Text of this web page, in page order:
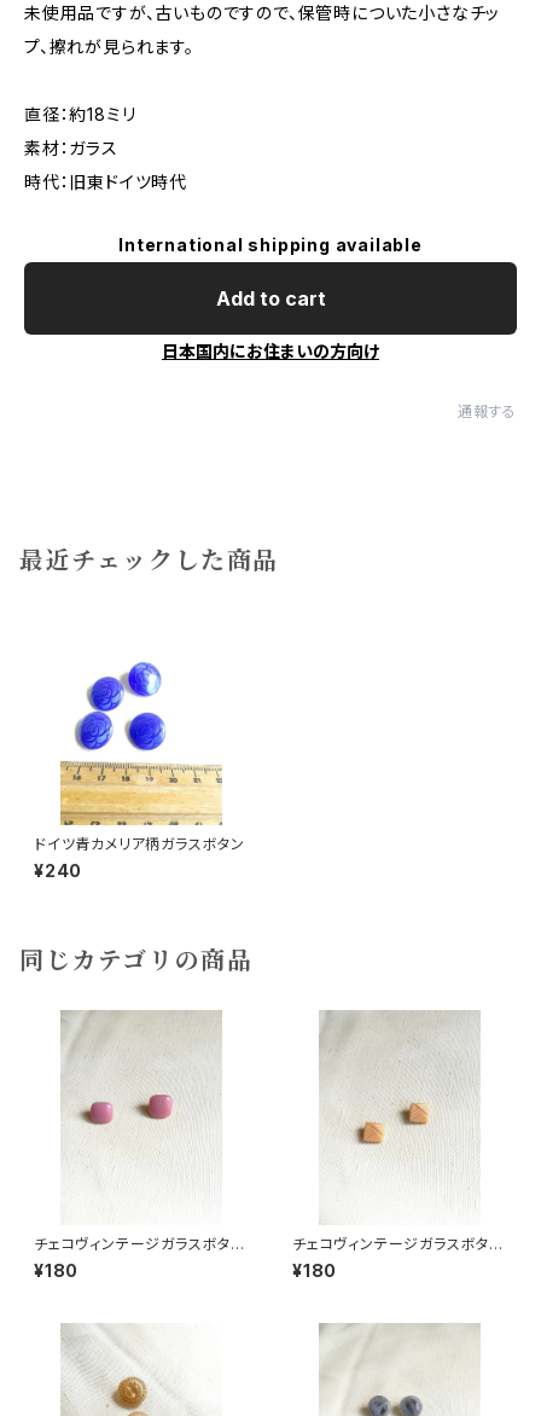
未使用品ですが、古いものですので、保管時についた小さなチッ
プ、擦れが見られます。
直径：約18ミリ
素材：ガラス
時代：旧東ドイツ時代
International shipping available
Add to cart
日本国内にお住まいの方向け
通報する
最近チェックした商品
ドイツ青カメリア柄ガラスボタン
¥240
同じカテゴリの商品
チェコヴィンテージガラスボタン
イチゴミルク2個組
¥180
チェコヴィンテージガラスボタン
キャラメル2個組
¥180